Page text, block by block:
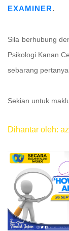
EXAMINER.
Sila berhubung
Psikologi Kanan
sebarang
Sekian untuk
Dihantar oleh: